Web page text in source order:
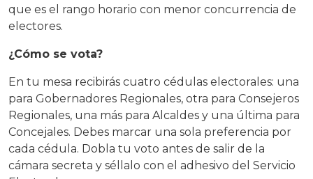
que es el rango horario con menor concurrencia de
electores.
¿Cómo se vota?
En tu mesa recibirás cuatro cédulas electorales: una
para Gobernadores Regionales, otra para Consejeros
Regionales, una más para Alcaldes y una última para
Concejales. Debes marcar una sola preferencia por
cada cédula. Dobla tu voto antes de salir de la
cámara secreta y séllalo con el adhesivo del Servicio